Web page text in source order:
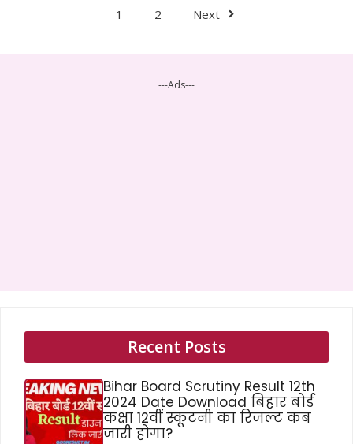
1 2 Next
---Ads---
Recent Posts
Bihar Board Scrutiny Result 12th
2024 Date Download बिहार बोर्ड
कक्षा 12वीं स्कूटनी का रिजल्ट कब
जारी होगा?